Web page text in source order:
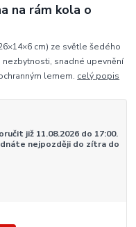
na rám kola o
cm) ze světle šedého
snadné upevnění
lemem. celý popis
již 11.08.2026 do 17:00.
nejpozději do zítra do